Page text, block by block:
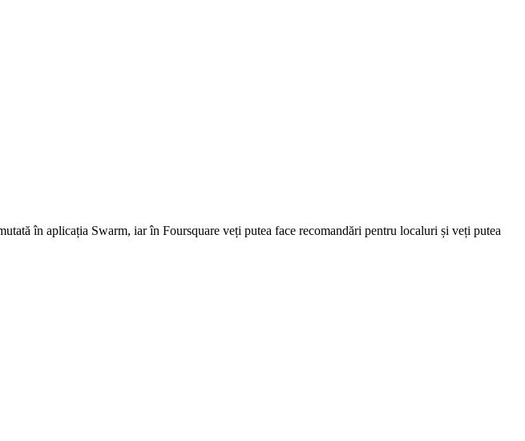
în aplicația Swarm, iar în Foursquare veți putea face recomandări pentru localuri și veți putea